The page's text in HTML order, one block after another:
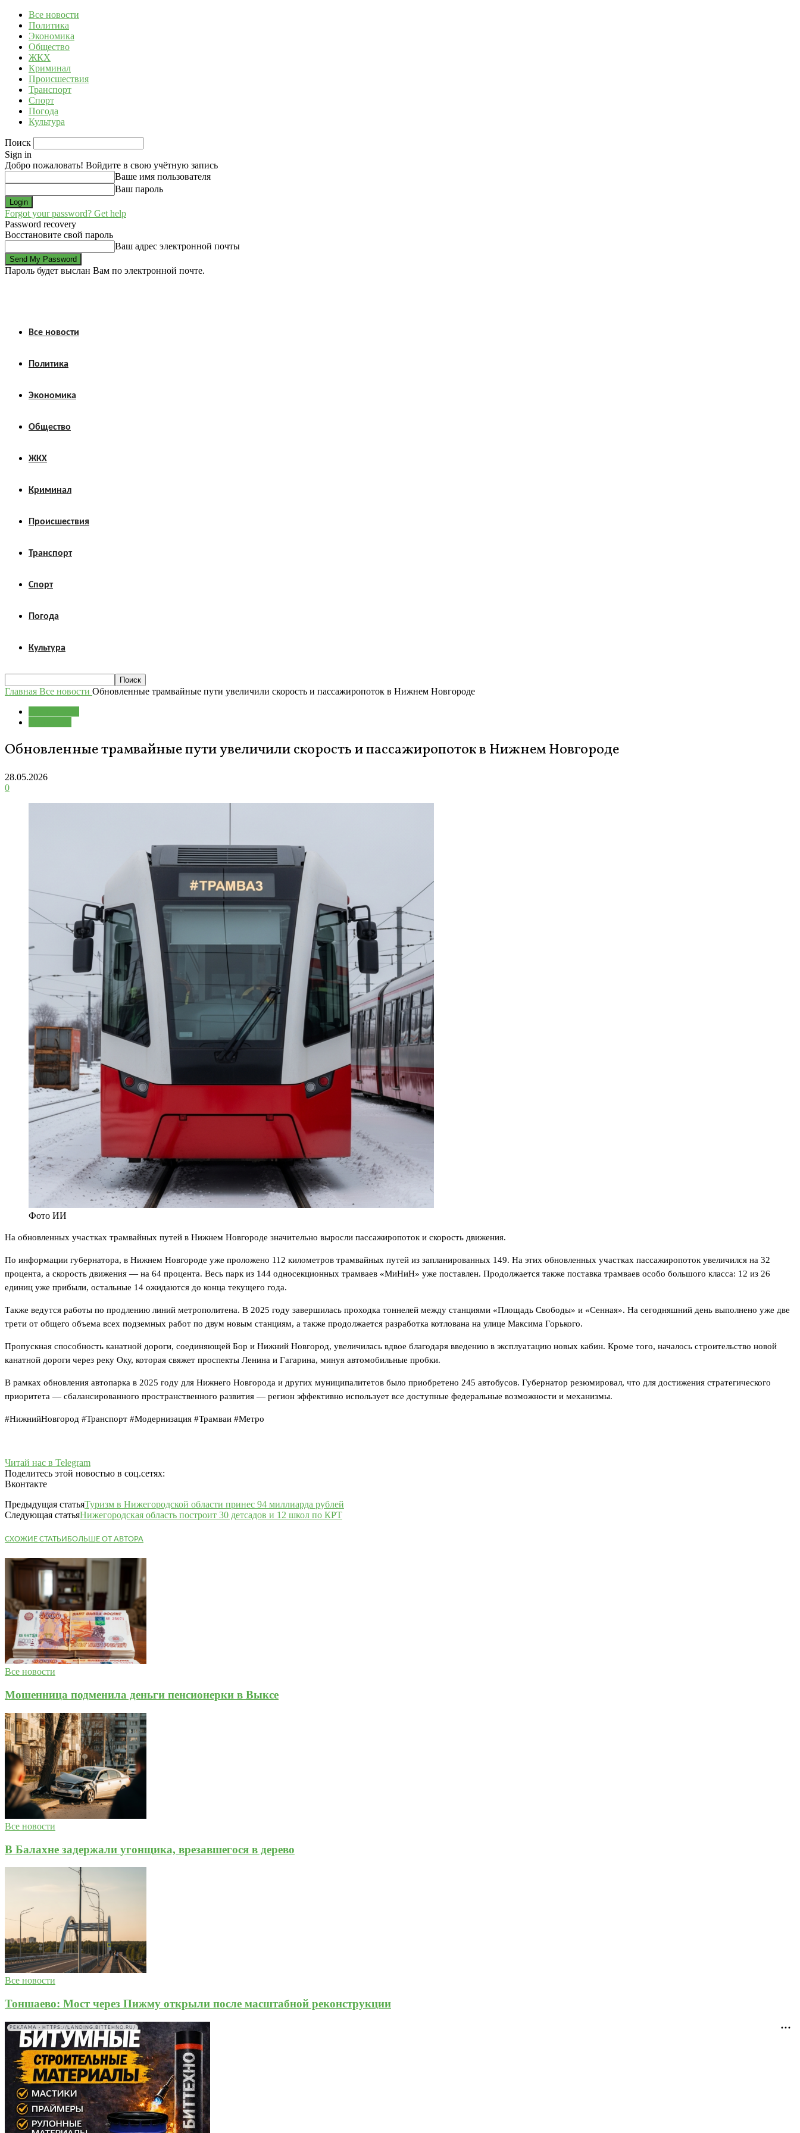
Все новости
Политика
Экономика
Общество
ЖКХ
Криминал
Происшествия
Транспорт
Спорт
Погода
Культура
Поиск
Sign in
Добро пожаловать! Войдите в свою учётную запись
Ваше имя пользователя
Ваш пароль
Forgot your password? Get help
Password recovery
Восстановите свой пароль
Ваш адрес электронной почты
Пароль будет выслан Вам по электронной почте.
Все новости
Политика
Экономика
Общество
ЖКХ
Криминал
Происшествия
Транспорт
Спорт
Погода
Культура
Главная Все новости Обновленные трамвайные пути увеличили скорость и пассажиропоток в Нижнем Новгороде
Обновленные трамвайные пути увеличили скорость и пассажиропоток в Нижнем Новгороде
28.05.2026
0
Фото ИИ
На обновленных участках трамвайных путей в Нижнем Новгороде значительно выросли пассажиропоток и скорость движения.
По информации губернатора, в Нижнем Новгороде уже проложено 112 километров трамвайных путей из запланированных 149. На этих обновленных участках пассажиропоток увеличился на 32
процента, а скорость движения — на 64 процента. Весь парк из 144 односекционных трамваев «МиНиН» уже поставлен. Продолжается также поставка трамваев особо большого класса: 12 из 26
единиц уже прибыли, остальные 14 ожидаются до конца текущего года.
Также ведутся работы по продлению линий метрополитена. В 2025 году завершилась проходка тоннелей между станциями «Площадь Свободы» и «Сенная». На сегодняшний день выполнено уже две
трети от общего объема всех подземных работ по двум новым станциям, а также продолжается разработка котлована на улице Максима Горького.
Пропускная способность канатной дороги, соединяющей Бор и Нижний Новгород, увеличилась вдвое благодаря введению в эксплуатацию новых кабин. Кроме того, началось строительство новой
канатной дороги через реку Оку, которая свяжет проспекты Ленина и Гагарина, минуя автомобильные пробки.
В рамках обновления автопарка в 2025 году для Нижнего Новгорода и других муниципалитетов было приобретено 245 автобусов. Губернатор резюмировал, что для достижения стратегического
приоритета — сбалансированного пространственного развития — регион эффективно использует все доступные федеральные возможности и механизмы.
#НижнийНовгород #Транспорт #Модернизация #Трамваи #Метро
Читай нас в Telegram
Поделитесь этой новостью в соц.сетях:
Вконтакте
Предыдущая статьяТуризм в Нижегородской области принес 94 миллиарда рублей
Следующая статьяНижегородская область построит 30 детсадов и 12 школ по КРТ
СХОЖИЕ СТАТЬИБОЛЬШЕ ОТ АВТОРА
Все новости
Мошенница подменила деньги пенсионерки в Выксе
Все новости
В Балахне задержали угонщика, врезавшегося в дерево
Все новости
Тоншаево: Мост через Пижму открыли после масштабной реконструкции
РЕКЛАМА • HTTPS://LANDING.BITTEHNO.RU/